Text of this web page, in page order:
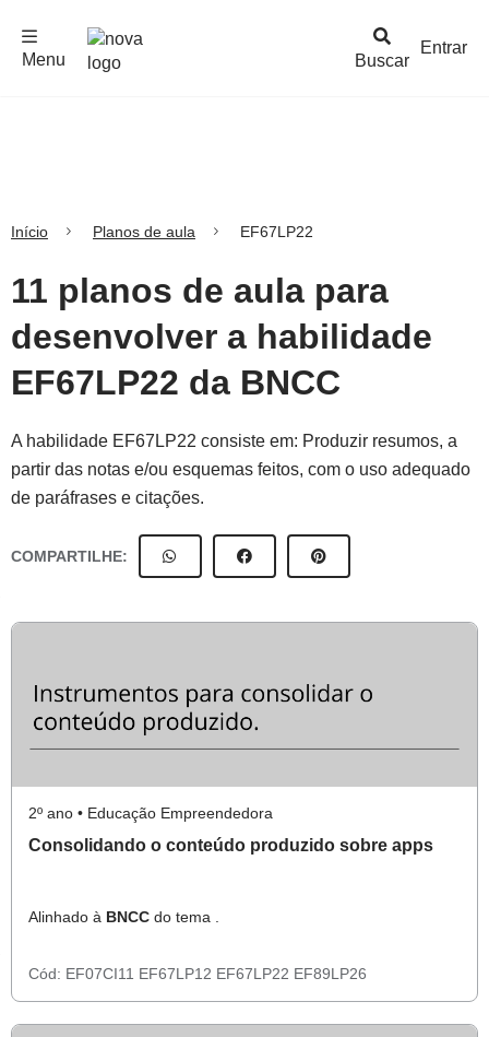
Buscar
Menu
Entrar
Início Planos de aula EF67LP22
11 planos de aula para
desenvolver a habilidade
EF67LP22 da BNCC
A habilidade EF67LP22 consiste em: Produzir resumos, a
partir das notas e/ou esquemas feitos, com o uso adequado
de paráfrases e citações.
COMPARTILHE:
2º ano • Educação Empreendedora
Consolidando o conteúdo produzido sobre apps
Alinhado à BNCC do tema .
Cód: EF07CI11 EF67LP12 EF67LP22 EF89LP26